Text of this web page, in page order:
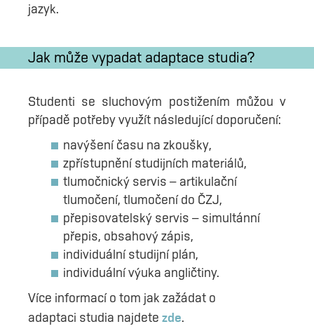
jazyk.
Jak může vypadat adaptace studia?
Studenti se sluchovým postižením můžou v
případě potřeby využít následující doporučení:
navýšení času na zkoušky,
zpřístupnění studijních materiálů,
tlumočnický servis – artikulační
tlumočení, tlumočení do ČZJ,
přepisovatelský servis – simultánní
přepis, obsahový zápis,
individuální studijní plán,
individuální výuka angličtiny.
Více informací o tom jak zažádat o
adaptaci studia najdete zde.